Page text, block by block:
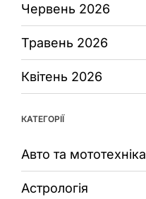
Червень 2026
Травень 2026
Квітень 2026
КАТЕГОРІЇ
Авто та мототехніка
Астрологія